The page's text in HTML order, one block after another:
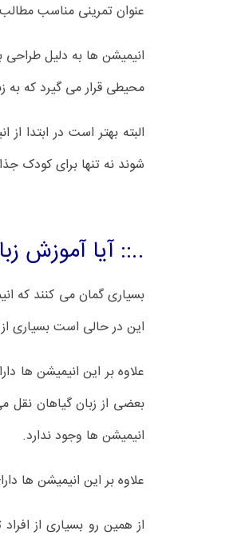
عنوان تمرینی مناسب مطالب
انیمیشن ها به دلیل
محیطی قرار می گیرد که
شوند نه تنها برای کودک
..:: آیا آموزش
بسیاری گمان می کنند که
این در حالی است بسیاری
علاوه بر این انیمیشن ها
بعضی از زبان گیاهان نقل
انیمیشن ها وجود ندارد.
علاوه بر این انیمیشن ها دارای گروه
از همین رو بسیاری از